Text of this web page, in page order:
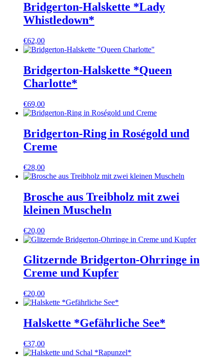
Bridgerton-Halskette *Lady
Whistledown*
€62,00
Bridgerton-Halskette *Queen
Charlotte*
€69,00
Bridgerton-Ring in Roségold und
Creme
€28,00
Brosche aus Treibholz mit zwei
kleinen Muscheln
€20,00
Glitzernde Bridgerton-Ohrringe in
Creme und Kupfer
€20,00
Halskette *Gefährliche See*
€37,00